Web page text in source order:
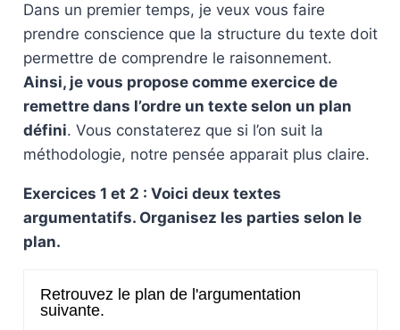
Dans un premier temps, je veux vous faire
prendre conscience que la structure du texte doit
permettre de comprendre le raisonnement.
Ainsi, je vous propose comme exercice de
remettre dans l’ordre un texte selon un plan
défini. Vous constaterez que si l’on suit la
méthodologie, notre pensée apparait plus claire.
Exercices 1 et 2 : Voici deux textes
argumentatifs. Organisez les parties selon le
plan.